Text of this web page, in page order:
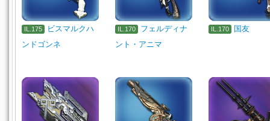
IL.175
ビスマルクハ
ンドゴンネ
IL.170
フェルディナ
ント・アニマ
IL.170 国友